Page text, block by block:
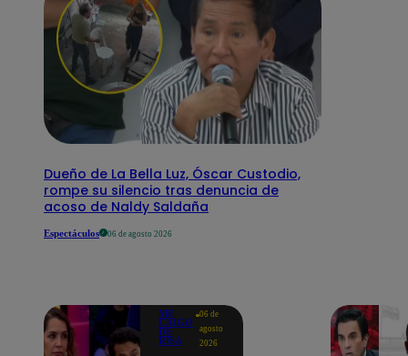
Dueño de La Bella Luz, Óscar Custodio,
rompe su silencio tras denuncia de
acoso de Naldy Saldaña
Espectáculos 06 de agosto 2026
ME
CAIGO
DE
RISA
06 de
agosto
2026